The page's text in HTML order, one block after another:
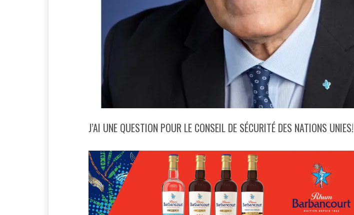
J’AI UNE QUESTION POUR LE CONSEIL DE SÉCURITÉ DES NATIONS UNIES!